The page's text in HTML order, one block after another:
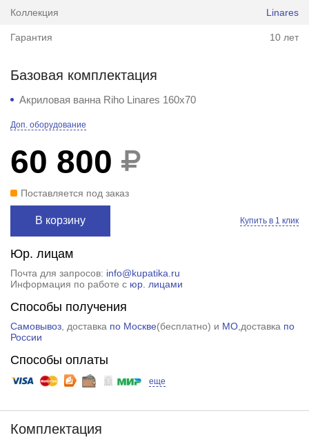
Коллекция Linares
Гарантия 10 лет
Базовая комплектация
Акриловая ванна Riho Linares 160x70
Доп. оборудование
60 800
Поставляется под заказ
В корзину Купить в 1 клик
Юр. лицам
Почта для запросов: info@kupatika.ru
Информация по работе с юр. лицами
Способы получения
Самовывоз, доставка по Москве(бесплатно) и МО,доставка по
России
Способы оплаты
еще
Комплектация